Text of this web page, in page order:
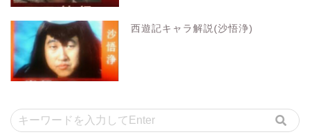
西遊記キャラ解説(沙悟浄)